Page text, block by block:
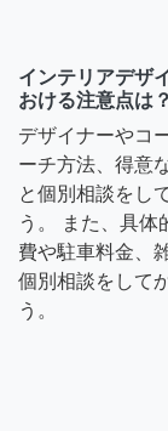
インテリアデザ
おける注意点は？
デザイナーやコ
ーチ方法、得意
と個別相談をし
う。 また、具体
費や駐車料金、
個別相談をして
う。